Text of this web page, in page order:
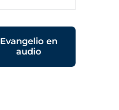
Evangelio en
audio